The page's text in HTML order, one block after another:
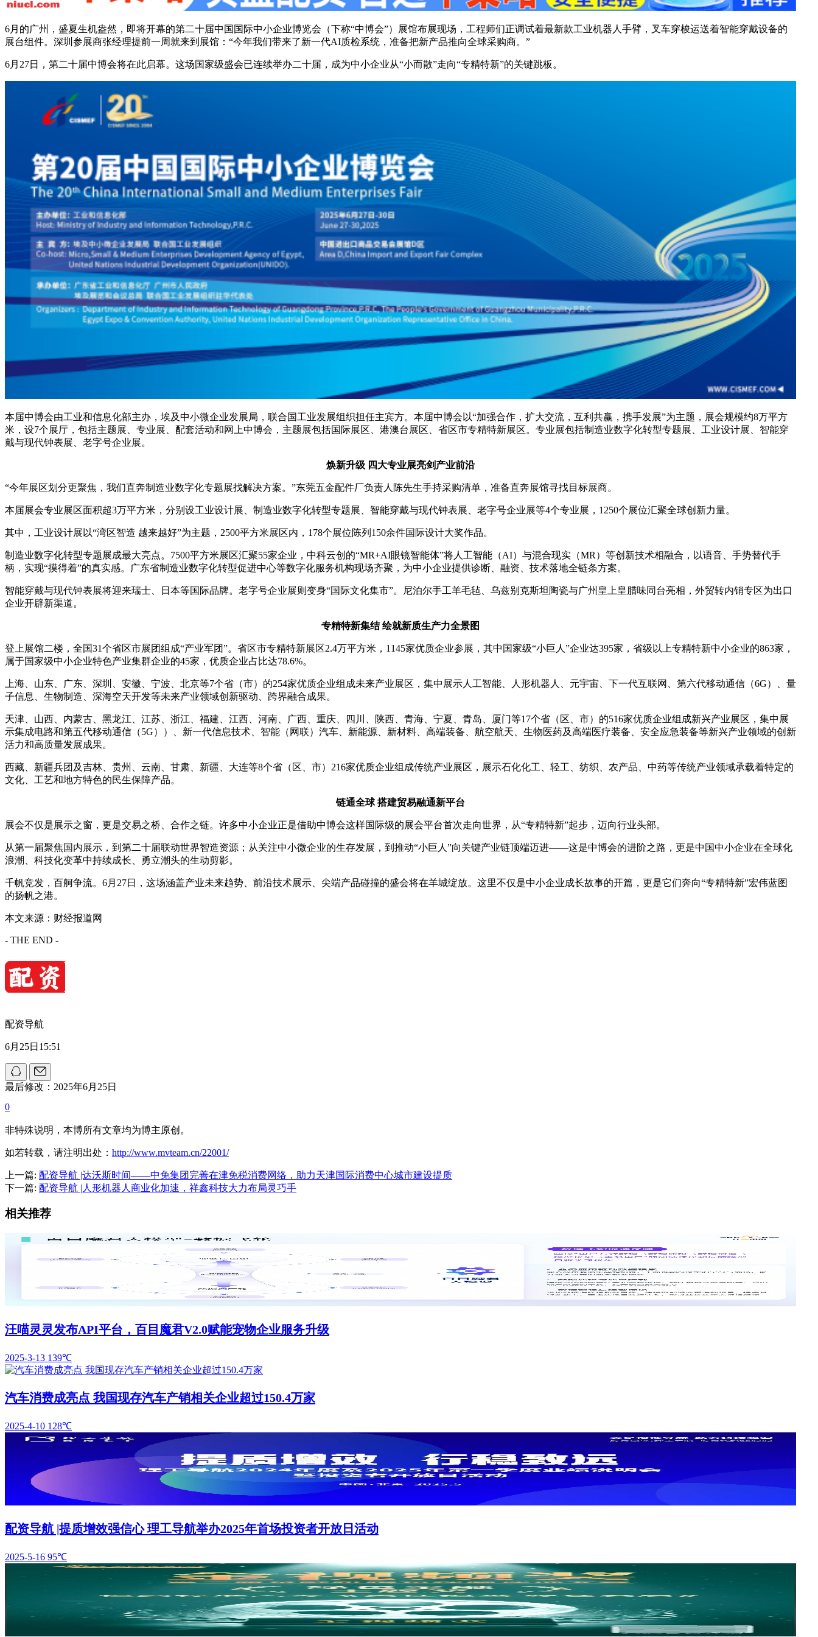
6月的广州，盛夏生机盎然，即将开幕的第二十届中国国际中小企业博览会（下称“中博会”）展馆布展现场，工程师们正调试着最新款工业机器人手臂，叉车穿梭运送着智能穿戴设备的
展台组件。深圳参展商张经理提前一周就来到展馆：“今年我们带来了新一代AI质检系统，准备把新产品推向全球采购商。”
6月27日，第二十届中博会将在此启幕。这场国家级盛会已连续举办二十届，成为中小企业从“小而散”走向“专精特新”的关键跳板。
本届中博会由工业和信息化部主办，埃及中小微企业发展局，联合国工业发展组织担任主宾方。本届中博会以“加强合作，扩大交流，互利共赢，携手发展”为主题，展会规模约8万平方
米，设7个展厅，包括主题展、专业展、配套活动和网上中博会，主题展包括国际展区、港澳台展区、省区市专精特新展区。专业展包括制造业数字化转型专题展、工业设计展、智能穿
戴与现代钟表展、老字号企业展。
焕新升级 四大专业展亮剑产业前沿
“今年展区划分更聚焦，我们直奔制造业数字化专题展找解决方案。”东莞五金配件厂负责人陈先生手持采购清单，准备直奔展馆寻找目标展商。
本届展会专业展区面积超3万平方米，分别设工业设计展、制造业数字化转型专题展、智能穿戴与现代钟表展、老字号企业展等4个专业展，1250个展位汇聚全球创新力量。
其中，工业设计展以“湾区智造 越来越好”为主题，2500平方米展区内，178个展位陈列150余件国际设计大奖作品。
制造业数字化转型专题展成最大亮点。7500平方米展区汇聚55家企业，中科云创的“MR+AI眼镜智能体”将人工智能（AI）与混合现实（MR）等创新技术相融合，以语音、手势替代手
柄，实现“摸得着”的真实感。广东省制造业数字化转型促进中心等数字化服务机构现场齐聚，为中小企业提供诊断、融资、技术落地全链条方案。
智能穿戴与现代钟表展将迎来瑞士、日本等国际品牌。老字号企业展则变身“国际文化集市”。尼泊尔手工羊毛毡、乌兹别克斯坦陶瓷与广州皇上皇腊味同台亮相，外贸转内销专区为出口
企业开辟新渠道。
专精特新集结 绘就新质生产力全景图
登上展馆二楼，全国31个省区市展团组成“产业军团”。省区市专精特新展区2.4万平方米，1145家优质企业参展，其中国家级“小巨人”企业达395家，省级以上专精特新中小企业的863家，
属于国家级中小企业特色产业集群企业的45家，优质企业占比达78.6%。
上海、山东、广东、深圳、安徽、宁波、北京等7个省（市）的254家优质企业组成未来产业展区，集中展示人工智能、人形机器人、元宇宙、下一代互联网、第六代移动通信（6G）、量
子信息、生物制造、深海空天开发等未来产业领域创新驱动、跨界融合成果。
天津、山西、内蒙古、黑龙江、江苏、浙江、福建、江西、河南、广西、重庆、四川、陕西、青海、宁夏、青岛、厦门等17个省（区、市）的516家优质企业组成新兴产业展区，集中展
示集成电路和第五代移动通信（5G））、新一代信息技术、智能（网联）汽车、新能源、新材料、高端装备、航空航天、生物医药及高端医疗装备、安全应急装备等新兴产业领域的创新
活力和高质量发展成果。
西藏、新疆兵团及吉林、贵州、云南、甘肃、新疆、大连等8个省（区、市）216家优质企业组成传统产业展区，展示石化化工、轻工、纺织、农产品、中药等传统产业领域承载着特定的
文化、工艺和地方特色的民生保障产品。
链通全球 搭建贸易融通新平台
展会不仅是展示之窗，更是交易之桥、合作之链。许多中小企业正是借助中博会这样国际级的展会平台首次走向世界，从“专精特新”起步，迈向行业头部。
从第一届聚焦国内展示，到第二十届联动世界智造资源；从关注中小微企业的生存发展，到推动“小巨人”向关键产业链顶端迈进——这是中博会的进阶之路，更是中国中小企业在全球化
浪潮、科技化变革中持续成长、勇立潮头的生动剪影。
千帆竞发，百舸争流。6月27日，这场涵盖产业未来趋势、前沿技术展示、尖端产品碰撞的盛会将在羊城绽放。这里不仅是中小企业成长故事的开篇，更是它们奔向“专精特新”宏伟蓝图
的扬帆之港。
本文来源：财经报道网
- THE END -
配资导航
6月25日15:51
最后修改：2025年6月25日
0
非特殊说明，本博所有文章均为博主原创。
如若转载，请注明出处： http://www.mvteam.cn/22001/
上一篇: 配资导航 |达沃斯时间——中免集团完善在津免税消费网络，助力天津国际消费中心城市建设提质
下一篇: 配资导航 |人形机器人商业化加速，祥鑫科技大力布局灵巧手
相关推荐
汪喵灵灵发布API平台，百目魔君V2.0赋能宠物企业服务升级
2025-3-13 139℃
汽车消费成亮点 我国现存汽车产销相关企业超过150.4万家
2025-4-10 128℃
配资导航 |提质增效强信心 理工导航举办2025年首场投资者开放日活动
2025-5-16 95℃